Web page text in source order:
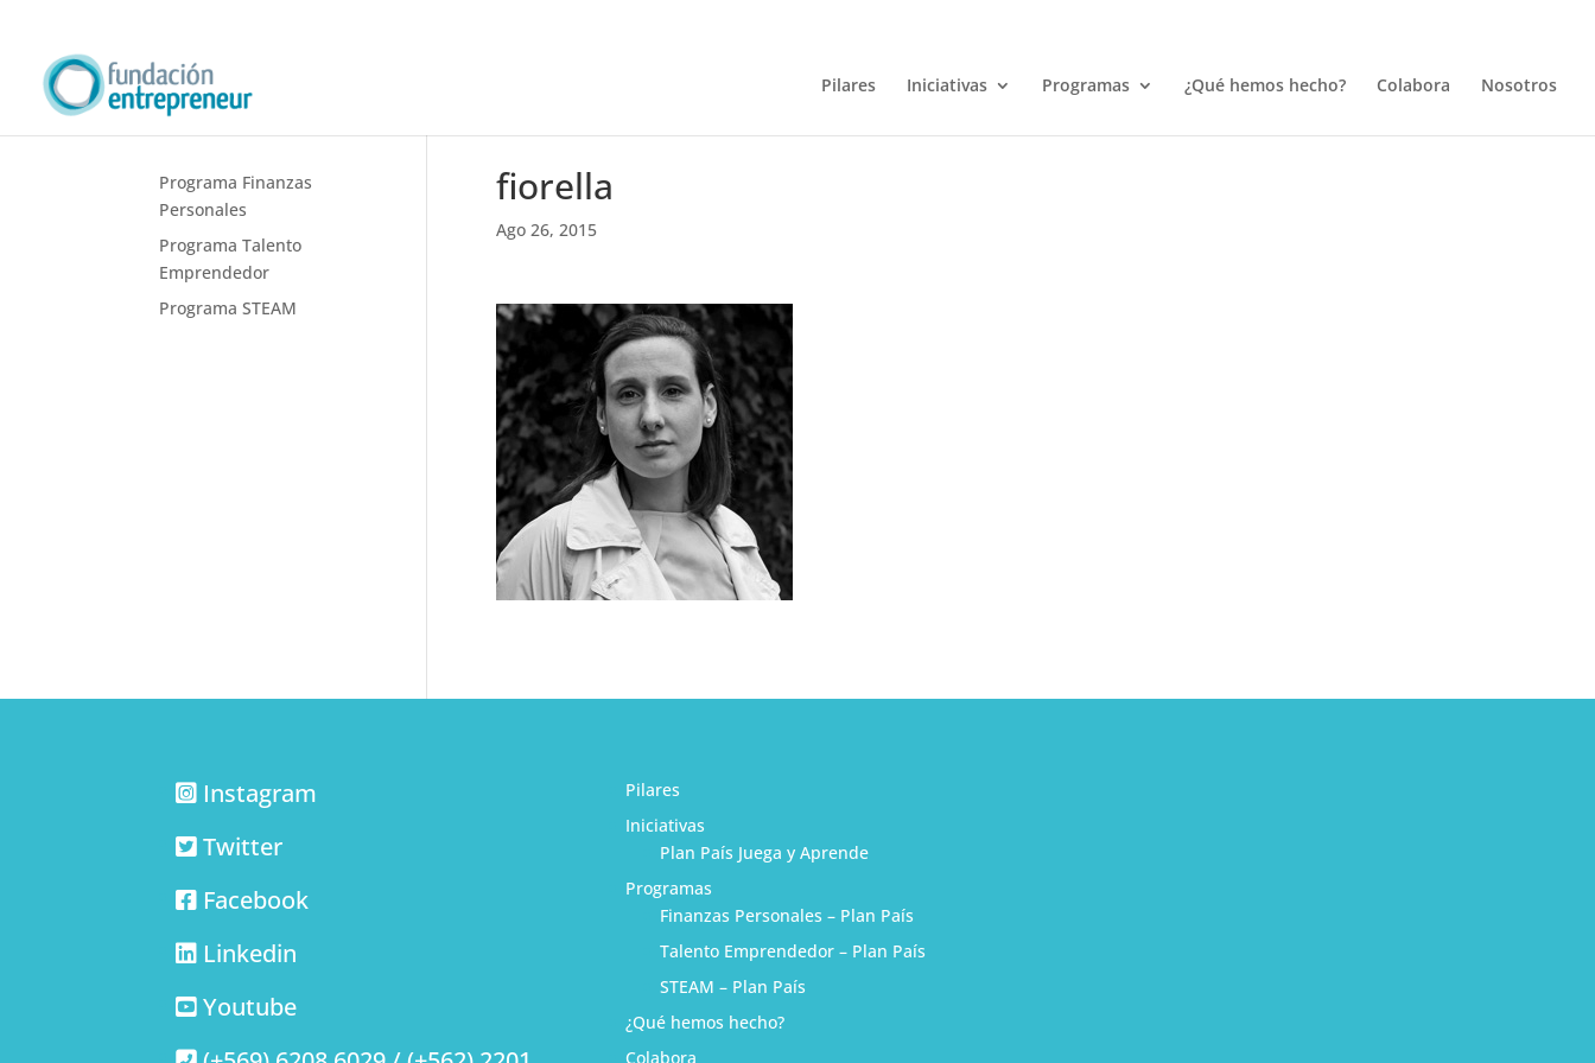
Pilares Iniciativas Programas ¿Qué hemos hecho? Colabora Nosotros
fiorella
Ago 26, 2015
Programa Finanzas
Personales
Programa Talento
Emprendedor
Programa STEAM
Instagram
Twitter
Facebook
Linkedin
Youtube
Pilares
Iniciativas
Plan País Juega y Aprende
Programas
Finanzas Personales – Plan País
Talento Emprendedor – Plan País
STEAM – Plan País
¿Qué hemos hecho?
Colabora